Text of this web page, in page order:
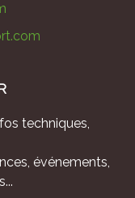
techniques,
événements,